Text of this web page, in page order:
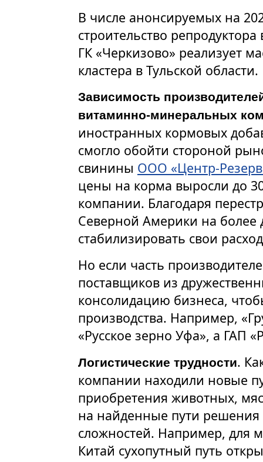
В числе анонсируемых на
строительство
ГК «Черкизово» реализует
кластера в Тульской области.
Зависимость
витаминно-минеральных
иностранных кормовых
смогло обойти стороной
свинины ООО «Центр-
цены на корма выросли до
компании. Благодаря
Северной Америки на
стабилизировать свои
Но если часть
поставщиков из
консолидацию бизнеса,
производства. Например,
«Русское зерно Уфа», а ГАП
Логистические трудности.
компании находили новые
приобретения животных,
на найденные пути решения
сложностей. Например, для
Китай сухопутный путь